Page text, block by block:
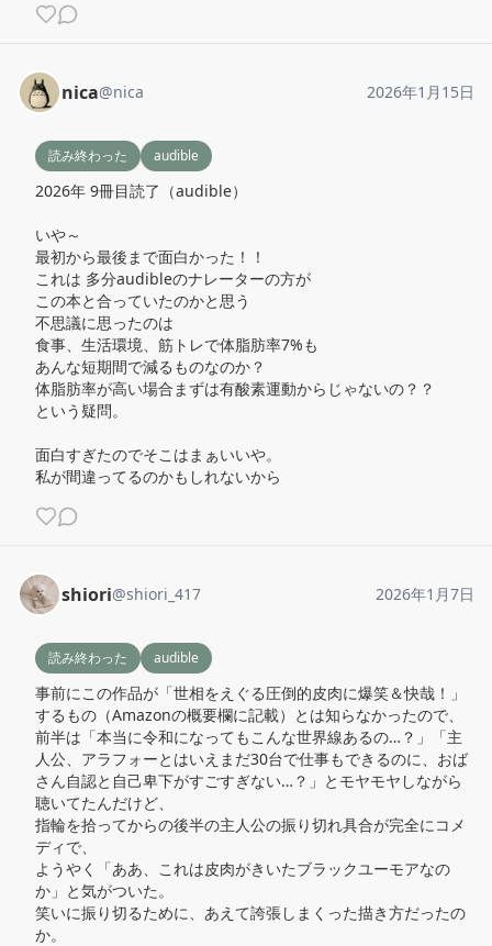
nica@nica 2026年1月15日
読み終わった audible
2026年 9冊目読了（audible）
いや～
最初から最後まで面白かった！！
これは 多分audibleのナレーターの方が
この本と合っていたのかと思う
不思議に思ったのは
食事、生活環境、筋トレで体脂肪率7%も
あんな短期間で減るものなのか？
体脂肪率が高い場合まずは有酸素運動からじゃないの？？
という疑問。
面白すぎたのでそこはまぁいいや。
私が間違ってるのかもしれないから
shiori@shiori_417 2026年1月7日
読み終わった audible
事前にこの作品が「世相をえぐる圧倒的皮肉に爆笑＆快哉！」
するもの（Amazonの概要欄に記載）とは知らなかったので、
前半は「本当に令和になってもこんな世界線あるの…？」「主
人公、アラフォーとはいえまだ30台で仕事もできるのに、おば
さん自認と自己卑下がすごすぎない…？」とモヤモヤしながら
聴いてたんだけど、
指輪を拾ってからの後半の主人公の振り切れ具合が完全にコメ
ディで、
ようやく「ああ、これは皮肉がきいたブラックユーモアなの
か」と気がついた。
笑いに振り切るために、あえて誇張しまくった描き方だったの
か。